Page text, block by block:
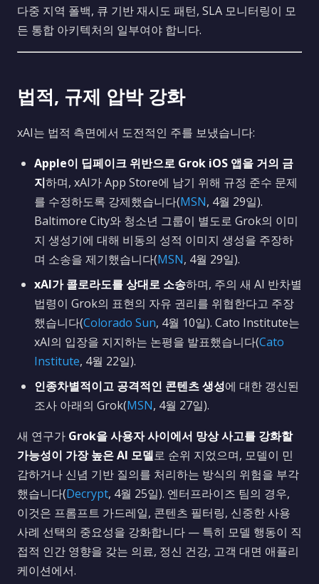
다중 지역 폴백, 큐 기반 재시도 패턴, SLA 모니터링이 모
든 통합 아키텍처의 일부여야 합니다.
법적, 규제 압박 강화
xAI는 법적 측면에서 도전적인 주를 보냈습니다:
Apple이 딥페이크 위반으로 Grok iOS 앱을 거의 금
지하며, xAI가 App Store에 남기 위해 규정 준수 문제
를 수정하도록 강제했습니다(MSN, 4월 29일).
Baltimore City와 청소년 그룹이 별도로 Grok의 이미
지 생성기에 대해 비동의 성적 이미지 생성을 주장하
며 소송을 제기했습니다(MSN, 4월 29일).
xAI가 콜로라도를 상대로 소송하며, 주의 새 AI 반차별
법령이 Grok의 표현의 자유 권리를 위협한다고 주장
했습니다(Colorado Sun, 4월 10일). Cato Institute는
xAI의 입장을 지지하는 논평을 발표했습니다(Cato
Institute, 4월 22일).
인종차별적이고 공격적인 콘텐츠 생성에 대한 갱신된
조사 아래의 Grok(MSN, 4월 27일).
새 연구가 Grok을 사용자 사이에서 망상 사고를 강화할
가능성이 가장 높은 AI 모델로 순위 지었으며, 모델이 민
감하거나 신념 기반 질의를 처리하는 방식의 위험을 부각
했습니다(Decrypt, 4월 25일). 엔터프라이즈 팀의 경우,
이것은 프롬프트 가드레일, 콘텐츠 필터링, 신중한 사용
사례 선택의 중요성을 강화합니다 — 특히 모델 행동이 직
접적 인간 영향을 갖는 의료, 정신 건강, 고객 대면 애플리
케이션에서.